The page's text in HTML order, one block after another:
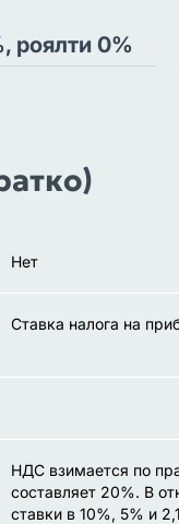
роялти 0%
Нет
Ставка налога на
НДС взимается по
составляет 20%. В
ставки в 10%, 5% и